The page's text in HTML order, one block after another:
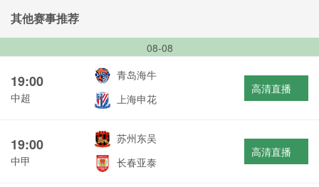
其他赛事推荐
08-08
19:00
中超
青岛海牛
上海申花
高清直播
19:00
中甲
苏州东吴
长春亚泰
高清直播